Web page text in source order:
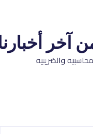
آخر
والضريبيه